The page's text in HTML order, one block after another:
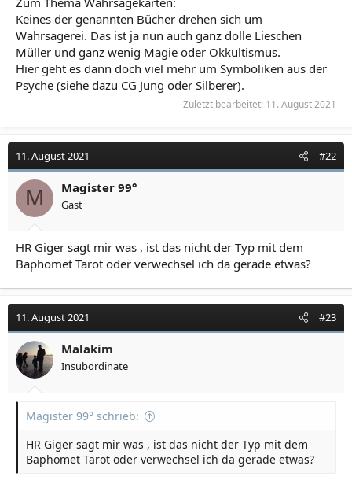
Keines der genannten Bücher drehen sich um
Wahrsagerei. Das ist ja nun auch ganz dolle Lieschen
Müller und ganz wenig Magie oder Okkultismus.
Hier geht es dann doch viel mehr um Symboliken aus der
Psyche (siehe dazu CG Jung oder Silberer).
Zuletzt bearbeitet: 11. August 2021
11. August 2021 #22
M Magister 99°
Gast
HR Giger sagt mir was , ist das nicht der Typ mit dem
Baphomet Tarot oder verwechsel ich da gerade etwas?
11. August 2021 #23
Malakim
Insubordinate
Magister 99° schrieb:
HR Giger sagt mir was , ist das nicht der Typ mit dem
Baphomet Tarot oder verwechsel ich da gerade etwas?